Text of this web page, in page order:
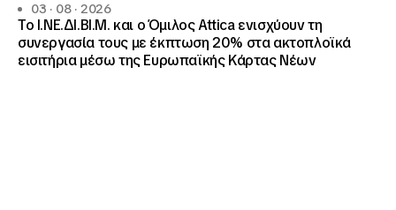
03 · 08 · 2026
Το Ι.ΝΕ.ΔΙ.ΒΙ.Μ. και o Όμιλος Attica ενισχύουν τη
συνεργασία τους με έκπτωση 20% στα ακτοπλοϊκά
εισιτήρια μέσω της Ευρωπαϊκής Κάρτας Νέων